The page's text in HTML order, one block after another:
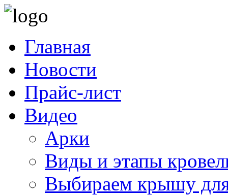
Главная
Новости
Прайс-лист
Видео
Арки
Виды и этапы
Выбираем крышу